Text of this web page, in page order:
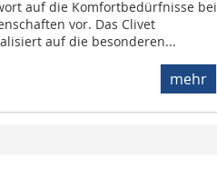
auf die Komfortbedürfnisse bei
vor. Das ­Clivet
auf die besonderen...
mehr